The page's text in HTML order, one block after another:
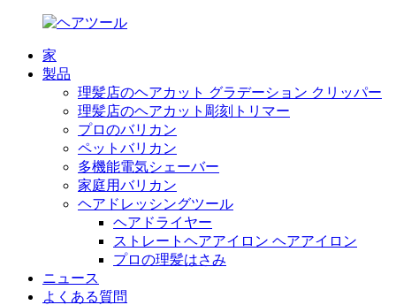
家
製品
理髪店のヘアカット グラデーション クリッパー
理髪店のヘアカット彫刻トリマー
プロのバリカン
ペットバリカン
多機能電気シェーバー
家庭用バリカン
ヘアドレッシングツール
ヘアドライヤー
ストレートヘアアイロン ヘアアイロン
プロの理髪はさみ
ニュース
よくある質問